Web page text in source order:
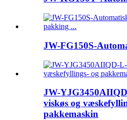
JW-FG150S-
JW-
viskøs og
pakkemaskin